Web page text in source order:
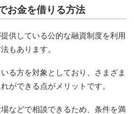
お金を借りる方法
供している公的な融資制度を利用
もあります。
る方を対象としており、さまざま
ができる点がメリットです。
などで相談できるため、条件を満